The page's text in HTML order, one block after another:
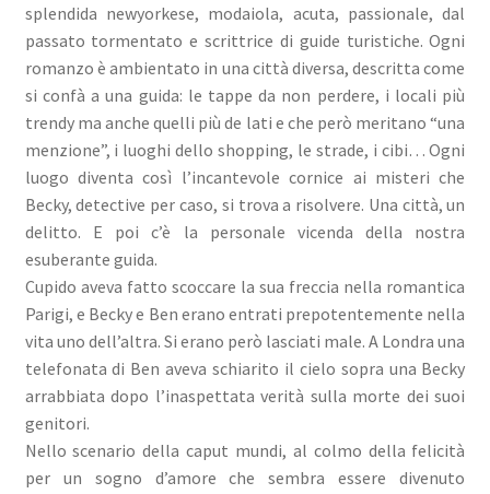
splendida newyorkese, modaiola, acuta, passionale, dal
passato tormentato e scrittrice di guide turistiche. Ogni
romanzo è ambientato in una città diversa, descritta come
si confà a una guida: le tappe da non perdere, i locali più
trendy ma anche quelli più de lati e che però meritano “una
menzione”, i luoghi dello shopping, le strade, i cibi… Ogni
luogo diventa così l’incantevole cornice ai misteri che
Becky, detective per caso, si trova a risolvere. Una città, un
delitto. E poi c’è la personale vicenda della nostra
esuberante guida.
Cupido aveva fatto scoccare la sua freccia nella romantica
Parigi, e Becky e Ben erano entrati prepotentemente nella
vita uno dell’altra. Si erano però lasciati male. A Londra una
telefonata di Ben aveva schiarito il cielo sopra una Becky
arrabbiata dopo l’inaspettata verità sulla morte dei suoi
genitori.
Nello scenario della caput mundi, al colmo della felicità
per un sogno d’amore che sembra essere divenuto